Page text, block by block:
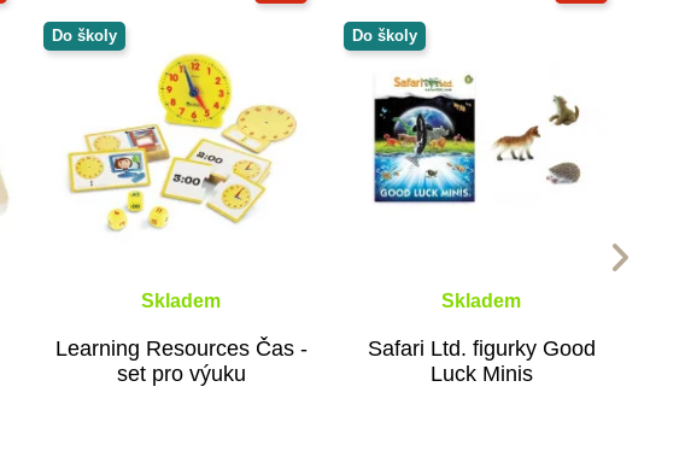
Do školy
Skladem
Learning Resources Čas -
set pro výuku
Do školy
Skladem
Safari Ltd. figurky Good
Luck Minis